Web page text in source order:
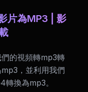
片為MP3 | 影
的視頻轉mp3轉
，並利用我們
換為mp3。